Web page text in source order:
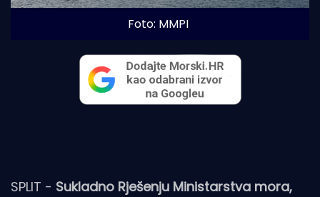
Foto: MMPI
SPLIT - Sukladno Rješenju Ministarstva mora,